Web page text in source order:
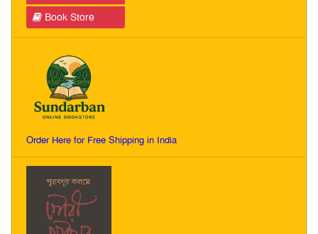
Book Store
Order Here for Free Shipping in India